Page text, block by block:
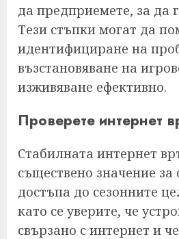
да предприемете, за да
Тези стъпки могат да
идентифициране на
възстановяване на
изживяване ефективно.
Проверете интернет
Стабилната интернет
съществено значение
достъпа до сезонните
като се уверите, че
свързано с интернет и